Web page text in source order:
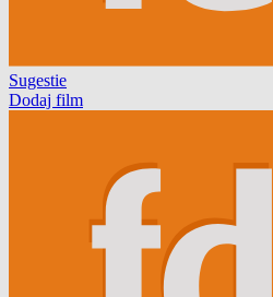
Sugestie
Dodaj film